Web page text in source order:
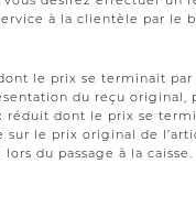
à la clientèle par le
le prix se terminait
du reçu
réduit dont le prix se
sur le prix original de
du passage à la caisse.